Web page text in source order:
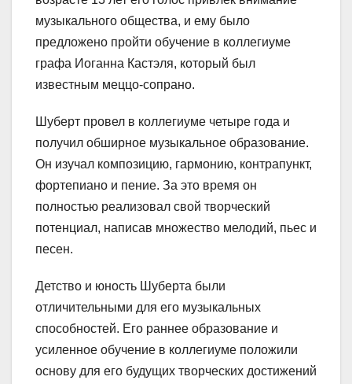
музыкального общества, и ему было
предложено пройти обучение в коллегиуме
графа Иоганна Кастэля, который был
известным меццо-сопрано.
Шуберт провел в коллегиуме четыре года и
получил обширное музыкальное образование.
Он изучал композицию, гармонию, контрапункт,
фортепиано и пение. За это время он
полностью реализовал свой творческий
потенциал, написав множество мелодий, пьес и
песен.
Детство и юность Шуберта были
отличительными для его музыкальных
способностей. Его раннее образование и
усиленное обучение в коллегиуме положили
основу для его будущих творческих достижений